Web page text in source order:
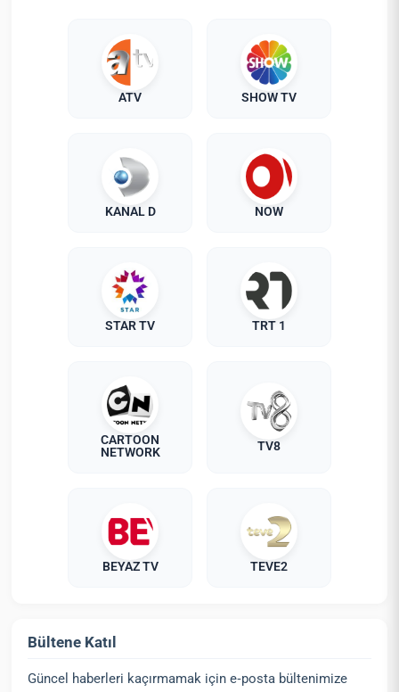
ATV SHOW TV
KANAL D NOW
STAR TV TRT 1
CARTOON
NETWORK
TV8
BEYAZ TV TEVE2
Bültene Katıl
Güncel haberleri kaçırmamak için e‑posta bültenimize